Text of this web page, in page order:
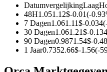
USDC-futures
DatumvergelijkingLaag
48H1.051.12$-0.01(-0.93
7 Dagen1.061.11$-0.034(
30 Dagen1.061.21$-0.134
90 Dagen0.9871.54$-
1 Jaar0.7352.66$-1.56(-